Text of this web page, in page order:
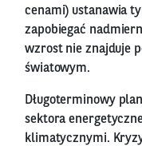
cenami) ustanawia
zapobiegać
wzrost nie znajduje
światowym.
Długoterminowy
sektora
klimatycznymi.